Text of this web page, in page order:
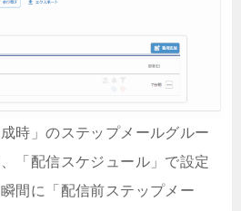
時」のステップメールグルー
「配信スケジュール」で設定
間に「配信前ステップメー